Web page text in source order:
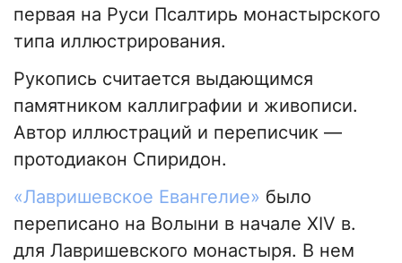
первая на Руси Псалтирь монастырского
типа иллюстрирования.
Рукопись считается выдающимся
памятником каллиграфии и живописи.
Автор иллюстраций и переписчик —
протодиакон Спиридон.
«Лавришевское Евангелие» было
переписано на Волыни в начале XIV в.
для Лавришевского монастыря. В нем